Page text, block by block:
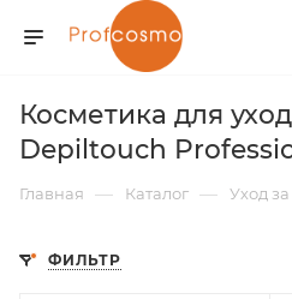
Косметика для
Depiltouch
Главная — Каталог — Уход
ФИЛЬТР